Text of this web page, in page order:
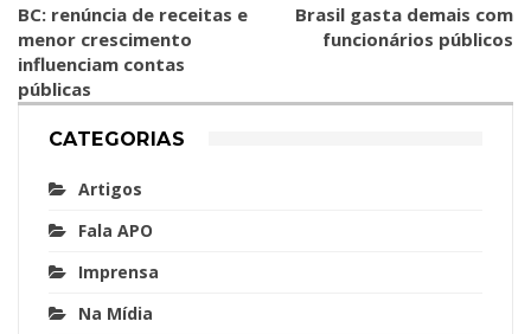
BC: renúncia de receitas e
menor crescimento
influenciam contas
públicas
Brasil gasta demais com
funcionários públicos
CATEGORIAS
Artigos
Fala APO
Imprensa
Na Mídia